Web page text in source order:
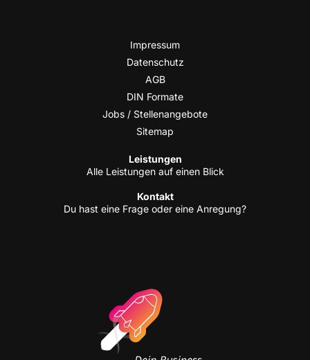
Impres­sum
Daten­schutz
AGB
DIN For­ma­te
Jobs / Stellenangebote
Site­map
Leis­tun­gen
Alle Leis­tun­gen auf einen Blick
Kon­takt
Du hast eine Fra­ge oder eine Anregung?